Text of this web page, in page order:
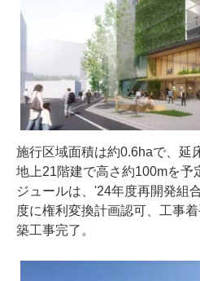
施行区域面積は約0.6haで、延
地上21階建で高さ約100mを予
ジュールは、'24年度再開発組
度に権利変換計画認可、工事
築工事完了。